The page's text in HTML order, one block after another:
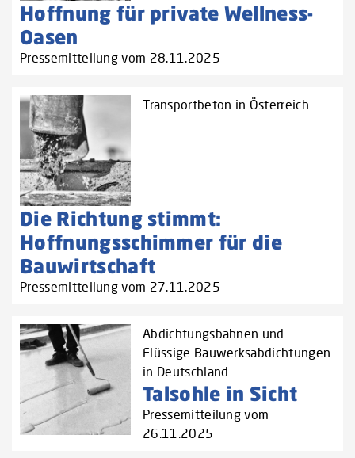
Hoffnung für private Wellness-
Oasen
Pressemitteilung vom 28.11.2025
Transportbeton in Österreich
Die Richtung stimmt:
Hoffnungsschimmer für die
Bauwirtschaft
Pressemitteilung vom 27.11.2025
Abdichtungsbahnen und
Flüssige Bauwerksabdichtungen
in Deutschland
Talsohle in Sicht
Pressemitteilung vom
26.11.2025